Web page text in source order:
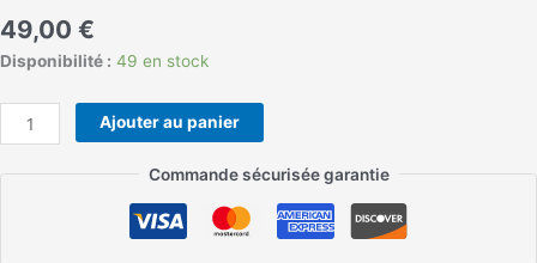
49,00 €
Disponibilité : 49 en stock
Ajouter au panier
Commande sécurisée garantie